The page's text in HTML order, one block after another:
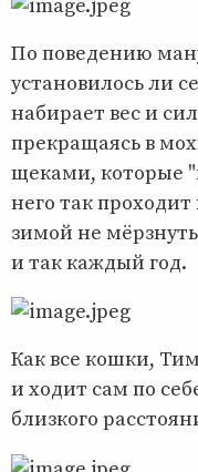
По поведению
установилось ли
набирает вес и
прекращаясь в
щеками, которые
него так
зимой не
и так каждый год.
Как все кошки,
и ходит сам по
близкого